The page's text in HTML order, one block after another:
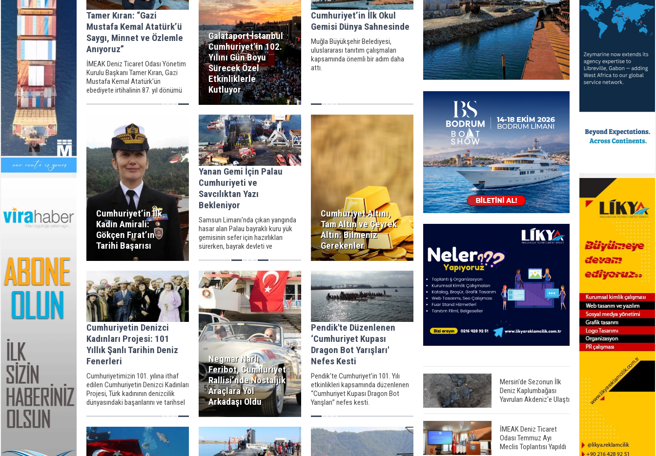
Tamer Kıran: “Gazi
Mustafa Kemal Atatürk’ü
Saygı, Minnet ve Özlemle
Anıyoruz”
İMEAK Deniz Ticaret Odası Yönetim
Kurulu Başkanı Tamer Kıran, Gazi
Mustafa Kemal Atatürk’ün
ebediyete irtihalinin 87. yıl dönümü
Galataport İstanbul
Cumhuriyet’in 102.
Yılını Gün Boyu
Sürecek Özel
Etkinliklerle
Kutluyor
Cumhuriyet’in İlk Okul
Gemisi Dünya Sahnesinde
Muğla Büyükşehir Belediyesi,
uluslararası tanıtım çalışmaları
kapsamında önemli bir adım daha
attı.
Cumhuriyet’in İlk
Kadın Amirali:
Gökçen Fırat’ın
Tarihi Başarısı
Yanan Gemi İçin Palau
Cumhuriyeti ve
Savcılıktan Yazı
Bekleniyor
Samsun Limanı'nda çıkan yangında
hasar alan Palau bayraklı kuru yük
gemisinin sefer için hazırlıkları
sürerken, bayrak devleti ve
sonrasında geminin limandan
çıkışına izin verilecek.
Cumhuriyet Altını,
Tam Altın ve Çeyrek
Altın: Bilmeniz
Gerekenler
Cumhuriyetin Denizci
Kadınları Projesi: 101
Yıllık Şanlı Tarihin Deniz
Fenerleri
Cumhuriyetimizin 101. yılına ithaf
edilen Cumhuriyetin Denizci Kadınları
Projesi, Türk kadınının denizcilik
dünyasındaki başarılarını ve tarihsel
Negmar Narlı
Feribot, Cumhuriyet
Rallisi’nde Nostaljik
Araçlara Yol
Arkadaşı Oldu
Pendik'te Düzenlenen
‘Cumhuriyet Kupası
Dragon Bot Yarışları'
Nefes Kesti
Pendik'te Cumhuriyet'in 101. Yılı
etkinlikleri kapsamında düzenlenen
“Cumhuriyet Kupası Dragon Bot
Yarışları” nefes kesti.
Mersin'de Sezonun İlk
Deniz Kaplumbağası
Yavruları Akdeniz'e Ulaştı
İMEAK Deniz Ticaret
Odası Temmuz Ayı
Meclis Toplantısı Yapıldı